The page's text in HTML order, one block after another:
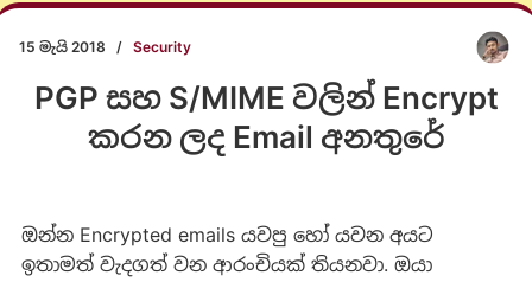
15 මැයි 2018 / Security
PGP සහ S/MIME වලින් Encrypt
කරන ලද Email අනතුරේ
ඔන්න Encrypted emails යවපු හෝ යවන අයට
ඉතාමත් වැදගත් වන ආරංචියක් තියනවා. ඔයා